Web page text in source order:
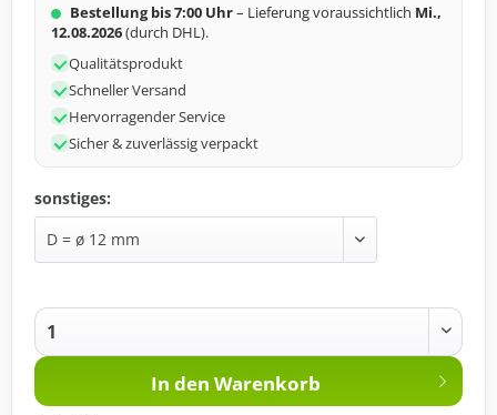
Bestellung bis 7:00 Uhr– Lieferung voraussichtlich Mi.,
12.08.2026(durch DHL).
Qualitätsprodukt
Schneller Versand
Hervorragender Service
Sicher & zuverlässig verpackt
sonstiges:
In den Warenkorb